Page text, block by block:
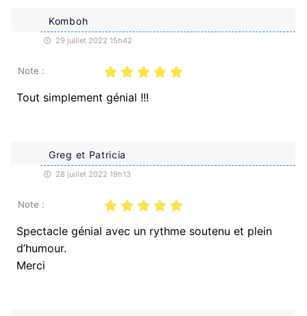
Komboh
29 juillet 2022 15h42
Note :
Tout simplement génial !!!
Greg et Patricia
28 juillet 2022 19h13
Note :
Spectacle génial avec un rythme soutenu et plein
d’humour.
Merci